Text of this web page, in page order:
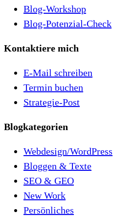
Blog-Workshop
Blog-Potenzial-Check
Kontaktiere mich
E-Mail schreiben
Termin buchen
Strategie-Post
Blogkategorien
Webdesign/WordPress
Bloggen & Texte
SEO & GEO
New Work
Persönliches